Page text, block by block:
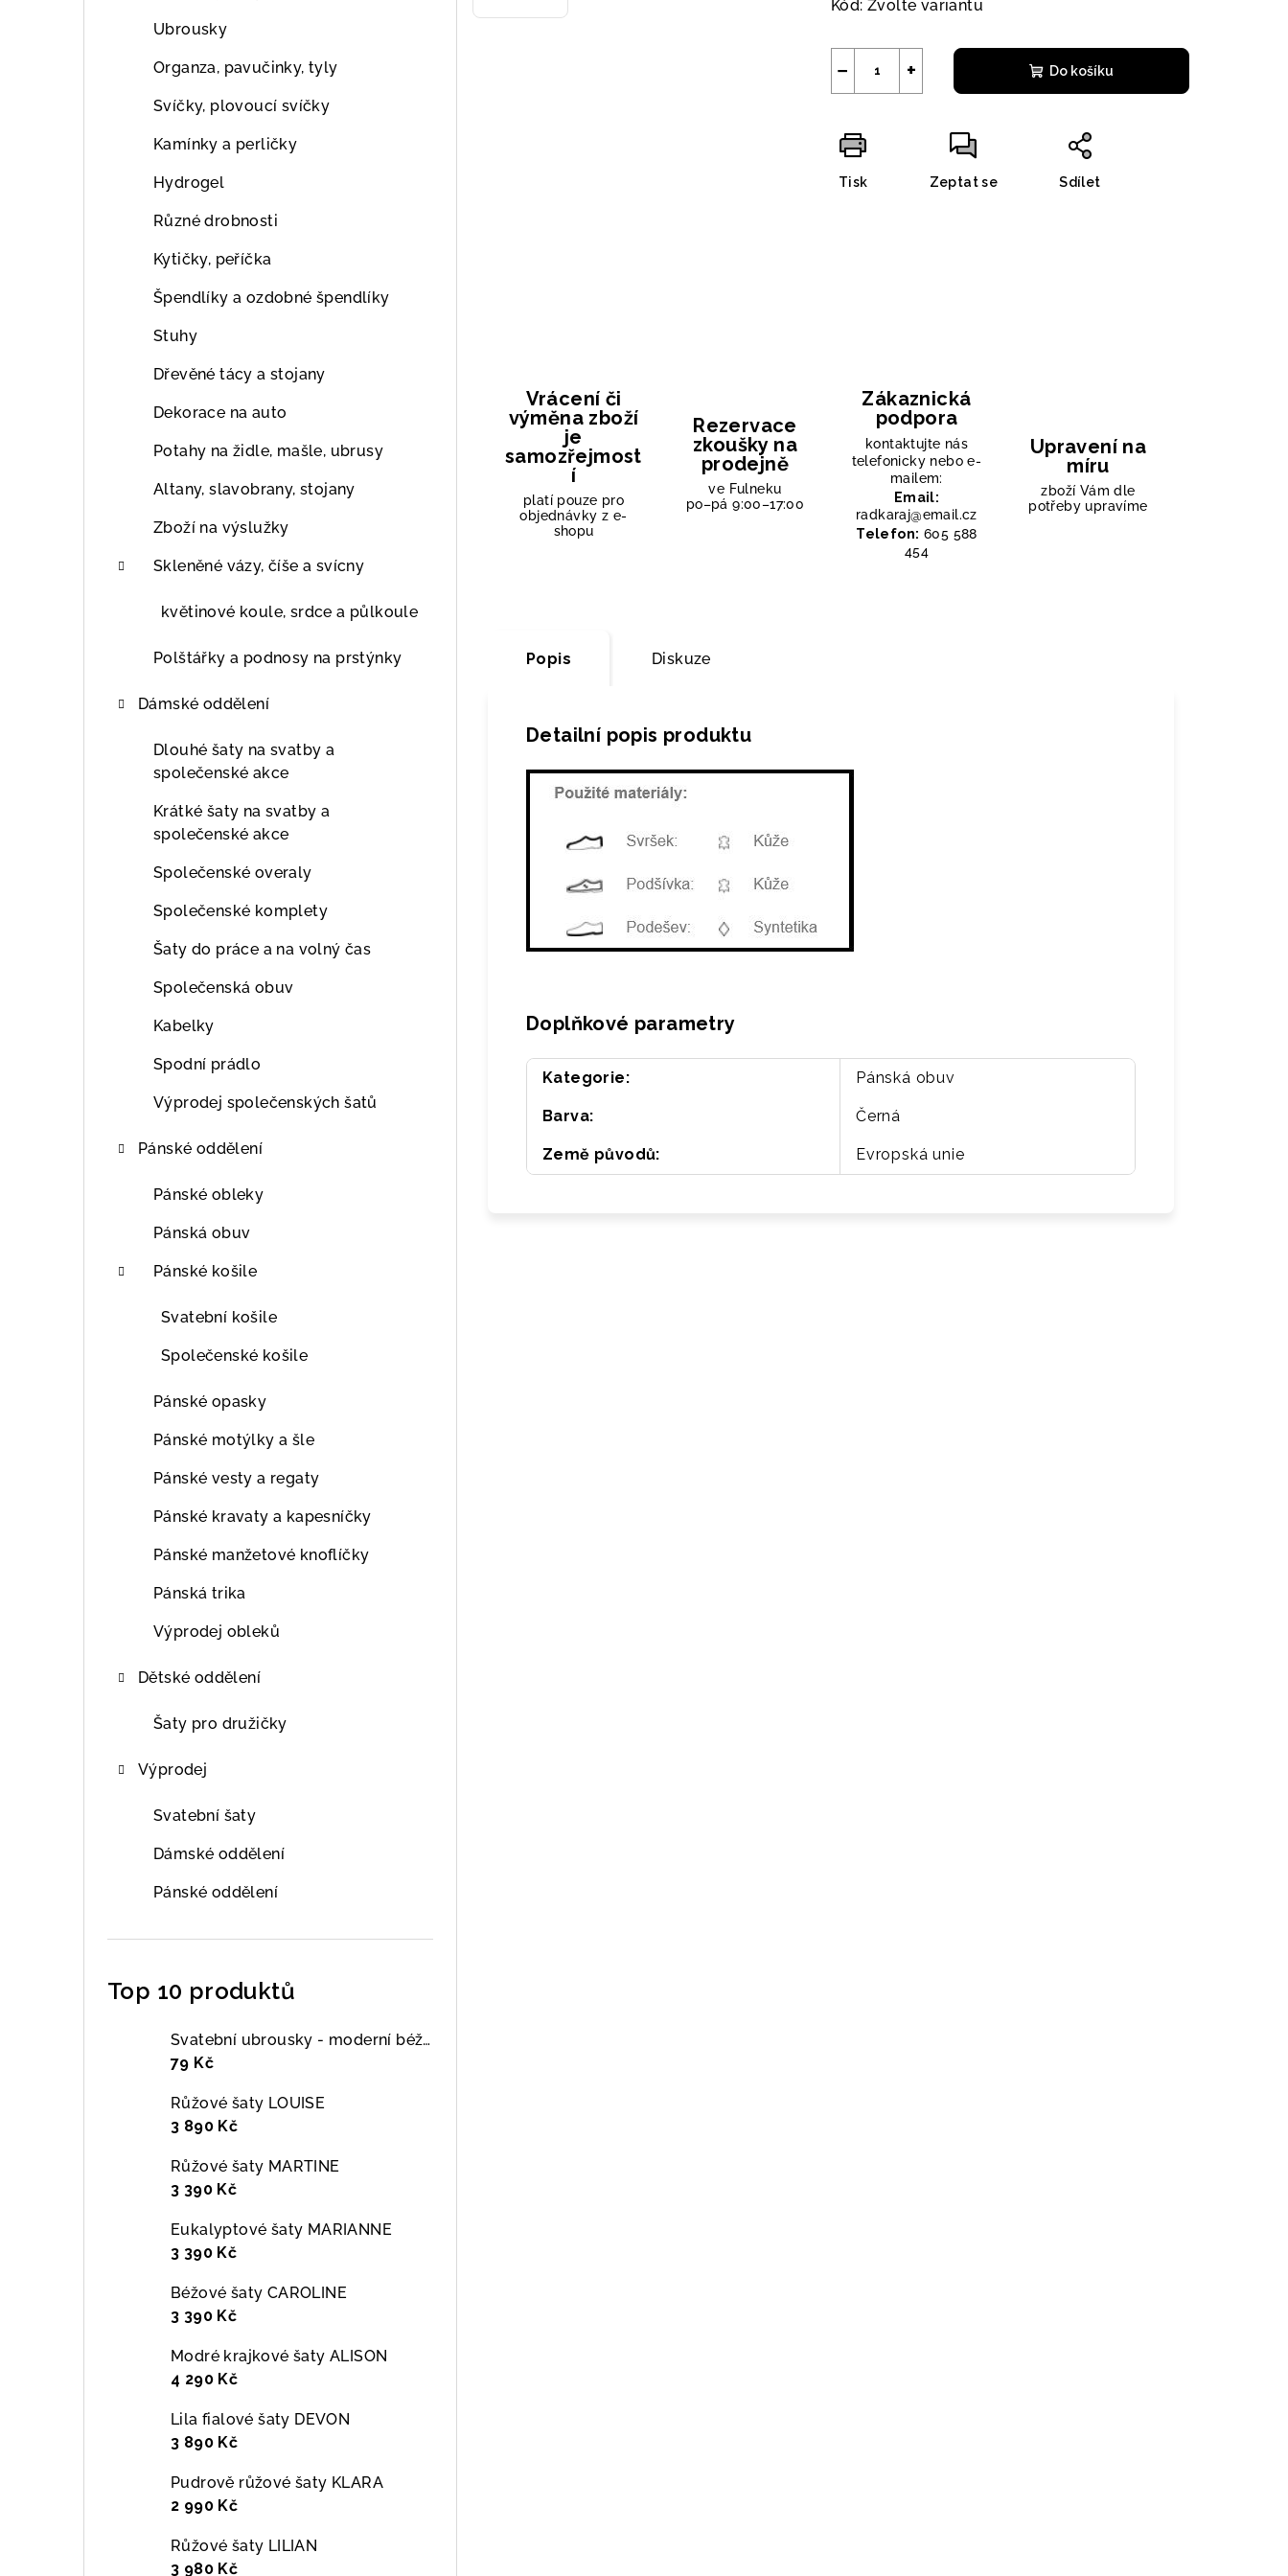
Ubrousky
Organza, pavučinky, tyly
Svíčky, plovoucí svíčky
Kamínky a perličky
Hydrogel
Různé drobnosti
Kytičky, peříčka
Špendlíky a ozdobné špendlíky
Stuhy
Dřevěné tácy a stojany
Dekorace na auto
Potahy na židle, mašle, ubrusy
Altany, slavobrany, stojany
Zboží na výslužky
Skleněné vázy, číše a svícny
květinové koule, srdce a půlkoule
Polštářky a podnosy na prstýnky
Dámské oddělení
Dlouhé šaty na svatby a
společenské akce
Krátké šaty na svatby a
společenské akce
Společenské overaly
Společenské komplety
Šaty do práce a na volný čas
Společenská obuv
Kabelky
Spodní prádlo
Výprodej společenských šatů
Pánské oddělení
Pánské obleky
Pánská obuv
Pánské košile
Svatební košile
Společenské košile
Pánské opasky
Pánské motýlky a šle
Pánské vesty a regaty
Pánské kravaty a kapesníčky
Pánské manžetové knoflíčky
Pánská trika
Výprodej obleků
Dětské oddělení
Šaty pro družičky
Výprodej
Svatební šaty
Dámské oddělení
Pánské oddělení
Top 10 produktů
Svatební ubrousky - moderní béžová inspirace
79 Kč
Růžové šaty LOUISE
3 890 Kč
Růžové šaty MARTINE
3 390 Kč
Eukalyptové šaty MARIANNE
3 390 Kč
Béžové šaty CAROLINE
3 390 Kč
Modré krajkové šaty ALISON
4 290 Kč
Lila fialové šaty DEVON
3 890 Kč
Pudrově růžové šaty KLARA
2 990 Kč
Růžové šaty LILIAN
3 980 Kč
Kód: Zvolte variantu
+
− Do košíku
Tisk Zeptat se Sdílet
Vrácení či
výměna zboží
je
samozřejmost
í
platí pouze pro
objednávky z e-
shopu
Rezervace
zkoušky na
prodejně
ve Fulneku
po–pá 9:00–17:00
Zákaznická
podpora
kontaktujte nás
telefonicky nebo e-
mailem:
Email:
radkaraj@email.cz
Telefon: 605 588
454
Upravení na
míru
zboží Vám dle
potřeby upravíme
Popis Diskuze
Detailní popis produktu
Doplňkové parametry
Kategorie: Pánská obuv
Barva: Černá
Země původů: Evropská unie